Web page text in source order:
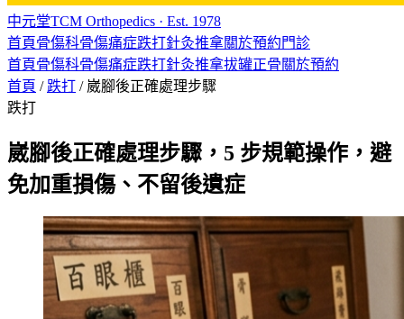
中元堂TCM Orthopedics · Est. 1978
首頁骨傷科骨傷痛症跌打針灸推拿關於預約門診
首頁骨傷科骨傷痛症跌打針灸推拿拔罐正骨關於預約
首頁 / 跌打 / 崴腳後正確處理步驟
跌打
崴腳後正確處理步驟，5 步規範操作，避
免加重損傷、不留後遺症